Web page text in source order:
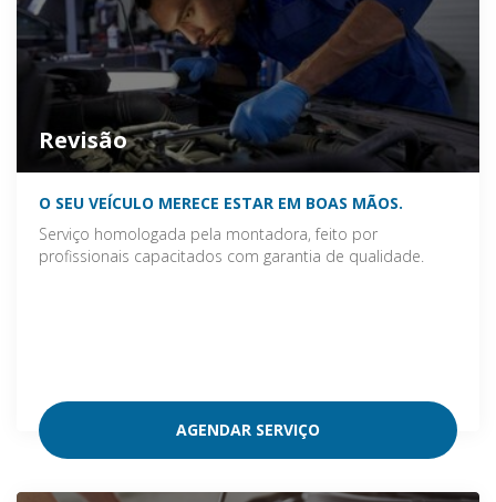
Revisão
O SEU VEÍCULO MERECE ESTAR EM BOAS MÃOS.
Serviço homologada pela montadora, feito por
profissionais capacitados com garantia de qualidade.
AGENDAR SERVIÇO